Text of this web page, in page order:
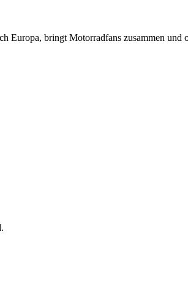
Europa, bringt Motorradfans zusammen und